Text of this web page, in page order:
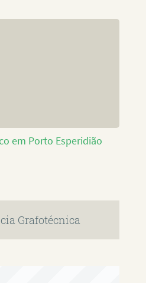
em Porto Esperidião
Grafotécnica